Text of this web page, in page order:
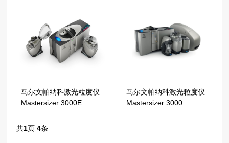
马尔文帕纳科激光粒度仪
Mastersizer 3000E
马尔文帕纳科激光粒度仪
Mastersizer 3000
共1页4条